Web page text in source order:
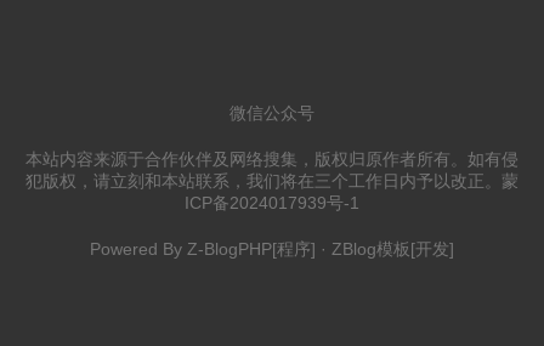
微信公众号
本站内容来源于合作伙伴及网络搜集，版权归原作者所有。如有侵
犯版权，请立刻和本站联系，我们将在三个工作日内予以改正。 蒙
ICP备2024017939号-1
Powered By Z-BlogPHP[程序] · ZBlog模板[开发]